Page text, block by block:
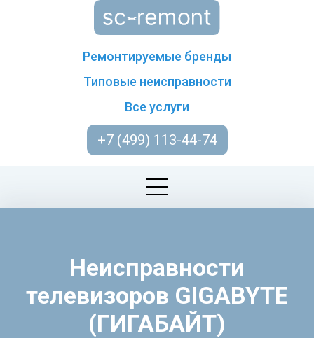
Ремонтируемые бренды
Типовые неисправности
Все услуги
+7 (499) 113-44-74
Неисправности
телевизоров GIGABYTE
(ГИГАБАЙТ)